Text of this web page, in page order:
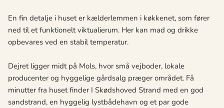
En fin detalje i huset er kælderlemmen i køkkenet, som fører
ned til et funktionelt viktualierum. Her kan mad og drikke
opbevares ved en stabil temperatur.
Dejret ligger midt på Mols, hvor små vejboder, lokale
producenter og hyggelige gårdsalg præger området. Få
minutter fra huset finder I Skødshoved Strand med en god
sandstrand, en hyggelig lystbådehavn og et par gode